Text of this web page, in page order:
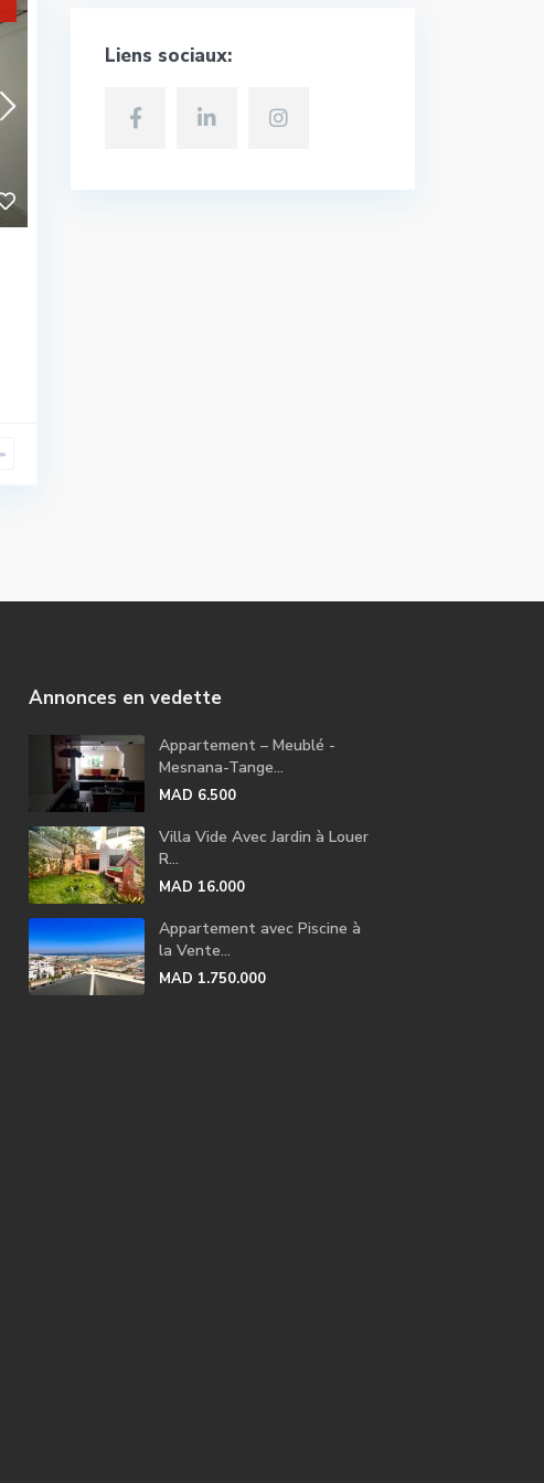
Liens sociaux:
Annonces en vedette
Appartement – Meublé -
Mesnana-Tange...
MAD 6.500
Villa Vide Avec Jardin à Louer
R...
MAD 16.000
Appartement avec Piscine à
la Vente...
MAD 1.750.000